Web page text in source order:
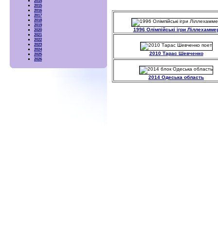
2015
2016
2017
2018
2019
2020
2021
2022
2023
2024
2025
2026
1996 Олімпійські ігри
2010 Тарас Шевченко
2014 Одеська область